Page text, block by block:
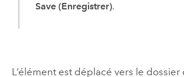
Save (Enregistrer).
L’élément est déplacé vers le dossier